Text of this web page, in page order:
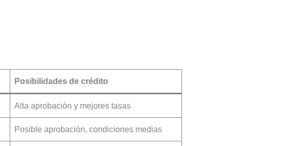
Posibilidades de crédito
Alta aprobación y mejores tasas
Posible aprobación, condiciones medias